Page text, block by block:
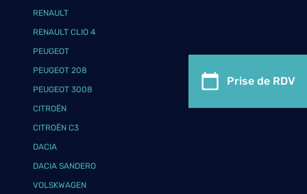
Prise de RDV
RENAULT
RENAULT CLIO 4
PEUGEOT
PEUGEOT 208
PEUGEOT 3008
CITROËN
CITROËN C3
DACIA
DACIA SANDERO
VOLSKWAGEN